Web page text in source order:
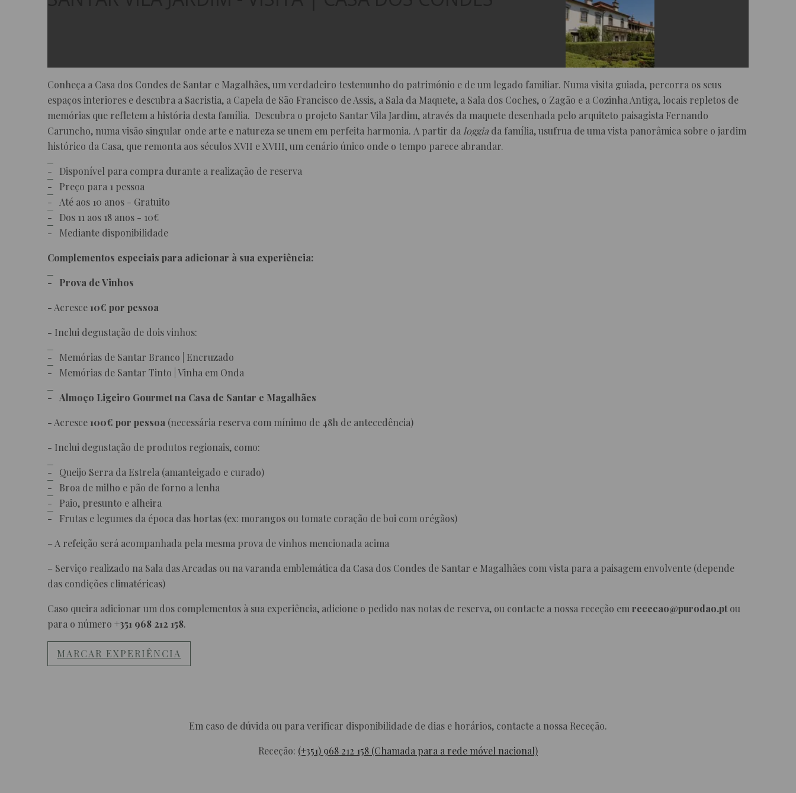
Conheça a Casa dos Condes de Santar e Magalhães, um verdadeiro testemunho do património e de um legado familiar. Numa visita guiada, percorra os seus
espaços interiores e descubra a Sacristia, a Capela de São Francisco de Assis, a Sala da Maquete, a Sala dos Coches, o Zagão e a Cozinha Antiga, locais repletos de
memórias que refletem a história desta família. Descubra o projeto Santar Vila Jardim, através da maquete desenhada pelo arquiteto paisagista Fernando
Caruncho, numa visão singular onde arte e natureza se unem em perfeita harmonia. A partir da loggia da família, usufrua de uma vista panorâmica sobre o jardim
histórico da Casa, que remonta aos séculos XVII e XVIII, um cenário único onde o tempo parece abrandar.
Disponível para compra durante a realização de reserva
Preço para 1 pessoa
Até aos 10 anos - Gratuito
Dos 11 aos 18 anos - 10€
Mediante disponibilidade
Complementos especiais para adicionar à sua experiência:
Prova de Vinhos
- Acresce 10€ por pessoa
- Inclui degustação de dois vinhos:
Memórias de Santar Branco | Encruzado
Memórias de Santar Tinto | Vinha em Onda
Almoço Ligeiro Gourmet na Casa de Santar e Magalhães
- Acresce 100€ por pessoa (necessária reserva com mínimo de 48h de antecedência)
- Inclui degustação de produtos regionais, como:
Queijo Serra da Estrela (amanteigado e curado)
Broa de milho e pão de forno a lenha
Paio, presunto e alheira
Frutas e legumes da época das hortas (ex: morangos ou tomate coração de boi com orégãos)
– A refeição será acompanhada pela mesma prova de vinhos mencionada acima
– Serviço realizado na Sala das Arcadas ou na varanda emblemática da Casa dos Condes de Santar e Magalhães com vista para a paisagem envolvente (depende
das condições climatéricas)
Caso queira adicionar um dos complementos à sua experiência, adicione o pedido nas notas de reserva, ou contacte a nossa receção em rececao@purodao.ptou
para o número +351 968 212 158.
MARCAR EXPERIÊNCIA
Em caso de dúvida ou para verificar disponibilidade de dias e horários, contacte a nossa Receção.
Receção: (+351) 968 212 158 (Chamada para a rede móvel nacional)